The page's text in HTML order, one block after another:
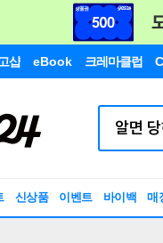
샵 eBook 크레마클럽
신상품 이벤트 바이백 매